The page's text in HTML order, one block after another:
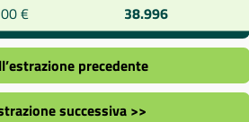
€ 38.996
precedente
successiva >>